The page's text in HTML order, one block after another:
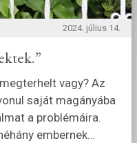
2024. július 14.
vagy? Az
saját magányába
a problémáira.
embernek…